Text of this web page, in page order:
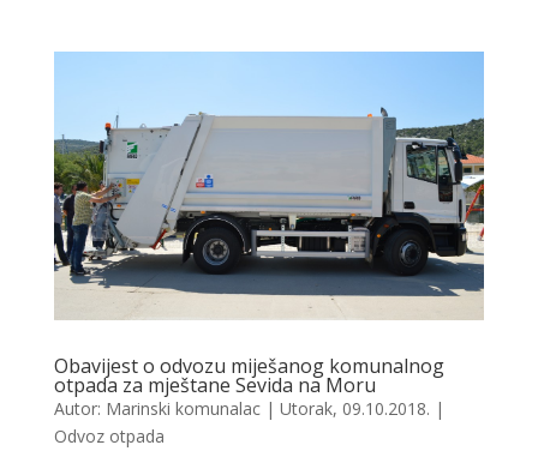
Obavijest o odvozu miješanog komunalnog
otpada za mještane Sevida na Moru
Autor: Marinski komunalac| Utorak, 09.10.2018. |
Odvoz otpada